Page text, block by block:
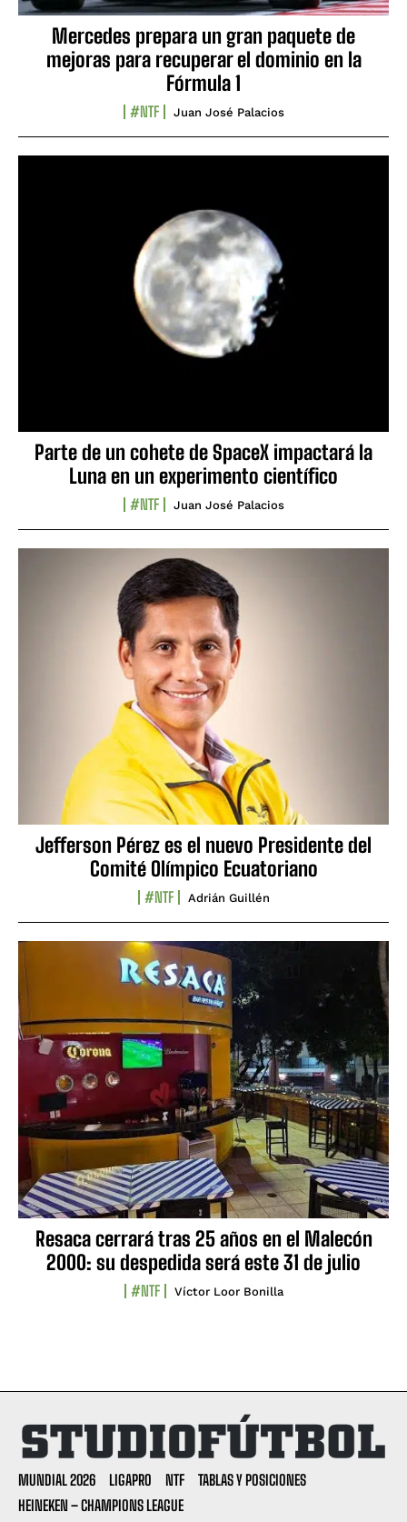
Mercedes prepara un gran paquete de
mejoras para recuperar el dominio en la
Fórmula 1
#NTF Juan José Palacios
Parte de un cohete de SpaceX impactará la
Luna en un experimento científico
#NTF Juan José Palacios
Jefferson Pérez es el nuevo Presidente del
Comité Olímpico Ecuatoriano
#NTF Adrián Guillén
Resaca cerrará tras 25 años en el Malecón
2000: su despedida será este 31 de julio
#NTF Víctor Loor Bonilla
MUNDIAL 2026 LIGAPRO NTF
TABLAS Y POSICIONES
HEINEKEN – CHAMPIONS LEAGUE